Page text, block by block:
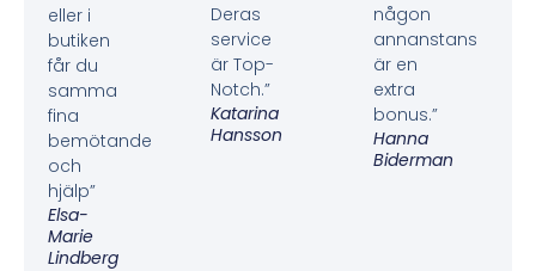
eller i
butiken
får du
samma
fina
bemötande
och
hjälp”
Elsa-
Marie
Lindberg
Deras
service
är Top-
Notch.”
Katarina
Hansson
någon
annanstans
är en
extra
bonus.”
Hanna
Biderman